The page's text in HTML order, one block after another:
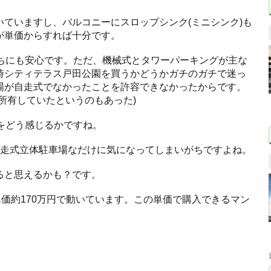
いますし、バルコニーにスロップシンク(ミニシンク)も
価からすれば十分です。
も安心です。ただ、機械式とタワーパーキングが主な
ティテラス戸田公園を買うかどうかガチのガチで迷っ
自走式でなかったことを許容できなかったからです。
有していたというのもあった)
う感じるかですね。
式立体駐車場なだけに気になってしまいがちですよね。
思えるかも？です。
約170万円で動いています。この単価で購入できるマン